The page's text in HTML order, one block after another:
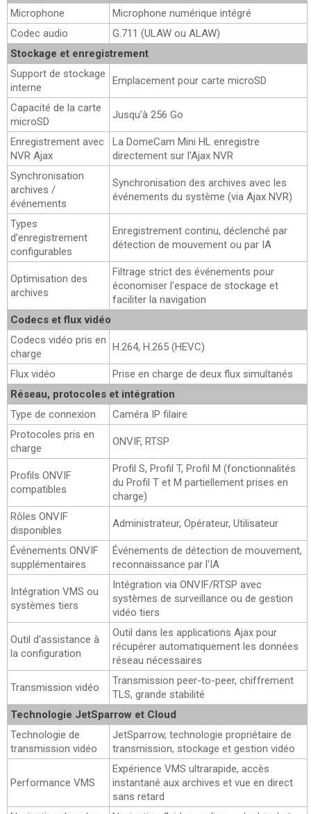
Microphone
Microphone numérique intégré
Codec audio
G.711 (ULAW ou ALAW)
Stockage et enregistrement
Support de stockage
interne
Emplacement pour carte microSD
Capacité de la carte
microSD
Jusqu'à 256 Go
Enregistrement avec
NVR Ajax
La DomeCam Mini HL enregistre
directement sur l'Ajax NVR
Synchronisation
archives /
événements
Synchronisation des archives avec les
événements du système (via Ajax NVR)
Types
d'enregistrement
configurables
Enregistrement continu, déclenché par
détection de mouvement ou par IA
Optimisation des
archives
Filtrage strict des événements pour
économiser l'espace de stockage et
faciliter la navigation
Codecs et flux vidéo
Codecs vidéo pris en
charge
H.264, H.265 (HEVC)
Flux vidéo
Prise en charge de deux flux simultanés
Réseau, protocoles et intégration
Type de connexion
Caméra IP filaire
Protocoles pris en
charge
ONVIF, RTSP
Profils ONVIF
compatibles
Profil S, Profil T, Profil M (fonctionnalités
du Profil T et M partiellement prises en
charge)
Rôles ONVIF
disponibles
Administrateur, Opérateur, Utilisateur
Événements ONVIF
supplémentaires
Événements de détection de mouvement,
reconnaissance par l'IA
Intégration VMS ou
systèmes tiers
Intégration via ONVIF/RTSP avec
systèmes de surveillance ou de gestion
vidéo tiers
Outil d'assistance à
la configuration
Outil dans les applications Ajax pour
récupérer automatiquement les données
réseau nécessaires
Transmission vidéo
Transmission peer-to-peer, chiffrement
TLS, grande stabilité
Technologie JetSparrow et Cloud
Technologie de
transmission vidéo
JetSparrow, technologie propriétaire de
transmission, stockage et gestion vidéo
Performance VMS
Expérience VMS ultrarapide, accès
instantané aux archives et vue en direct
sans retard